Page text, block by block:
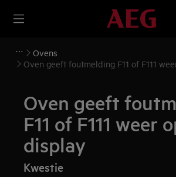
Ovens
Oven geeft foutmelding F11 of F111
Oven geeft
F11 of F111 weer
display
Kwestie